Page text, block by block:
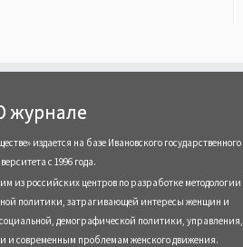
журнале
издается на базе Ивановского государственного
с 1996 года.
из российских центров по разработке методологии
политики, затрагивающей интересы женщин и
демографической политики, управления,
и современным проблемам женского движения.